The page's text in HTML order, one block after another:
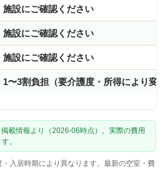
施設にご確認ください
施設にご確認ください
施設にご確認ください
1〜3割負担（要介護度・所得により変
載情報より（2026-06時点）。実際の費用
。
入居時期により異なります。最新の空室・費